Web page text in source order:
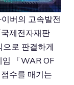
버의 고속발전
제전자재판
로 판결하게
임 「WAR OF
수를 매기는